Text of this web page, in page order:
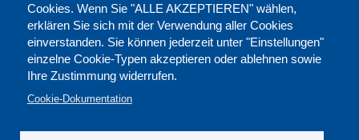
Cookies. Wenn Sie "ALLE AKZEPTIEREN" wählen,
erklären Sie sich mit der Verwendung aller Cookies
einverstanden. Sie können jederzeit unter "Einstellungen"
einzelne Cookie-Typen akzeptieren oder ablehnen sowie
Ihre Zustimmung widerrufen.
Cookie-Dokumentation